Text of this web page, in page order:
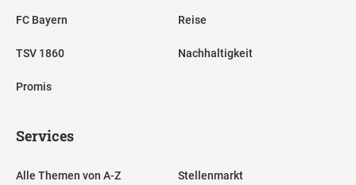
FC Bayern
TSV 1860
Promis
Reise
Nachhaltigkeit
Services
Alle Themen von A-Z Stellenmarkt